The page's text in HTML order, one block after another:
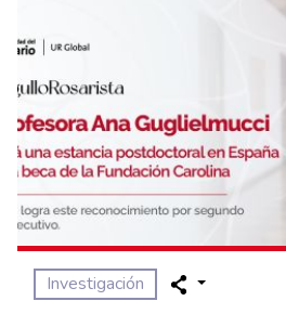
Investigación